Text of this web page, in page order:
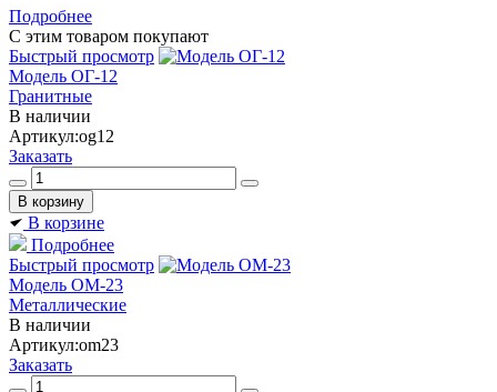
Подробнее
С этим товаром покупают
Быстрый просмотр
Модель ОГ-12
Гранитные
В наличии
Артикул:og12
Заказать
В корзине
Подробнее
Быстрый просмотр
Модель ОМ-23
Металлические
В наличии
Артикул:om23
Заказать